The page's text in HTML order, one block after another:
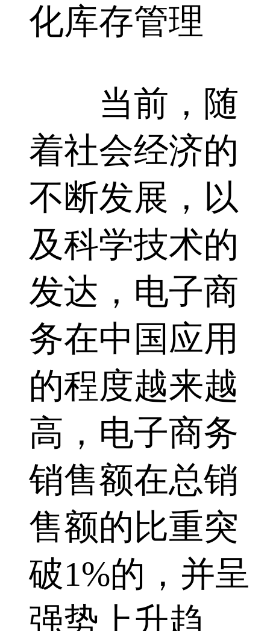
化库存管理
当前，随
着社会经济的
不断发展，以
及科学技术的
发达，电子商
务在中国应用
的程度越来越
高，电子商务
销售额在总销
售额的比重突
破1%的，并呈
强势上升趋